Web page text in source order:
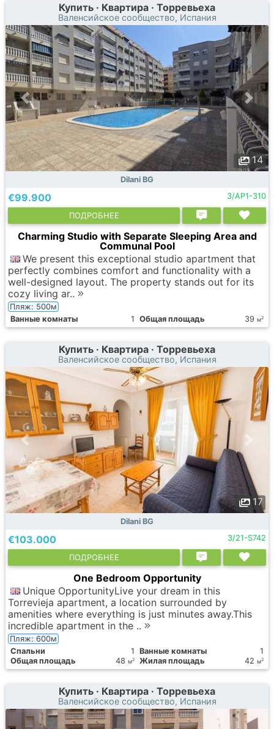
Купить · Квартира · Торревьеха
Валенсийское сообщество, Испания
14
Dilani BG
€99.900 3/AP1-310
ПОДРОБНЕЕ
Charming Studio with Separate Sleeping Area and
Communal Pool
We present this exceptional studio apartment that
perfectly combines comfort and functionality with a
well-designed layout. The property stands out for its
cozy living ar..
Пляж: 500м
Ванные комнаты
1 Общая площадь 39 м2
Купить · Квартира · Торревьеха
Валенсийское сообщество, Испания
17
Dilani BG
€103.000 3/21-S742
ПОДРОБНЕЕ
One Bedroom Opportunity
Unique OpportunityLive your dream in this
Torrevieja apartment, a location surrounded by
amenities where everything is just minutes away.This
incredible apartment in the ..
Пляж: 600м
Спальни
1 Ванные комнаты
1
Общая площадь
48 м2 Жилая площадь 42 м2
Купить · Квартира · Торревьеха
Валенсийское сообщество, Испания